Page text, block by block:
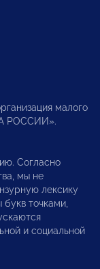
малого
РОССИИ».
Согласно
мы не
лексику
точками,
и социальной